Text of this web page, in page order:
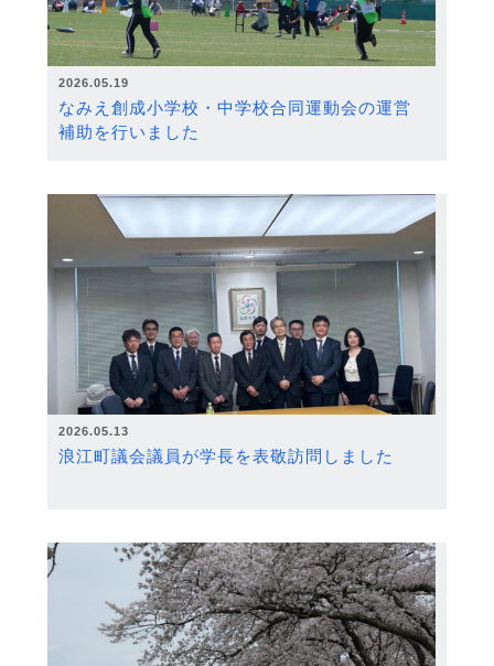
2026.05.19
なみえ創成小学校・中学校合同運動会の運営
補助を行いました
2026.05.13
浪江町議会議員が学長を表敬訪問しました